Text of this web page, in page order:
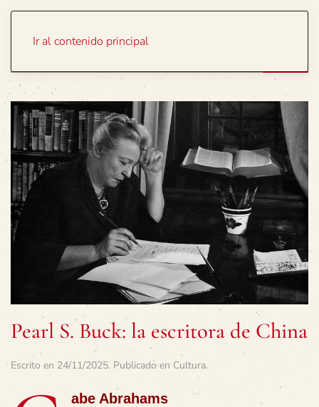
Ir al contenido principal
Pearl S. Buck: la escritora de China
Escrito en 24/11/2025. Publicado en Cultura.
abe Abrahams